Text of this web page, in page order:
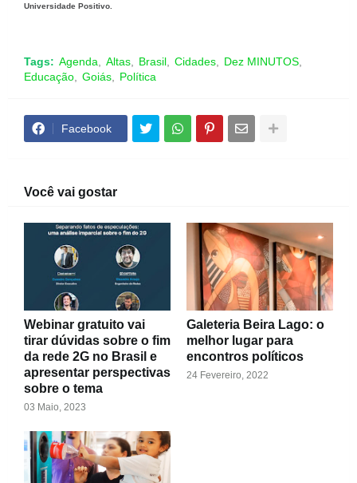
Universidade Positivo.
Tags: Agenda Altas Brasil Cidades
Dez MINUTOS
Educação
Goiás Política
Facebook
Você vai gostar
Webinar gratuito vai
tirar dúvidas sobre o fim
da rede 2G no Brasil e
apresentar perspectivas
sobre o tema
03 Maio, 2023
Galeteria Beira Lago: o
melhor lugar para
encontros políticos
24 Fevereiro, 2022